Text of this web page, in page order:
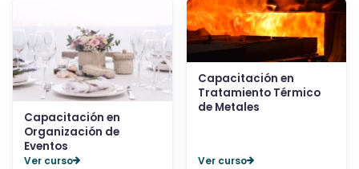
Capacitación en
Organización de
Eventos
Ver curso
Capacitación en
Tratamiento Térmico
de Metales
Ver curso